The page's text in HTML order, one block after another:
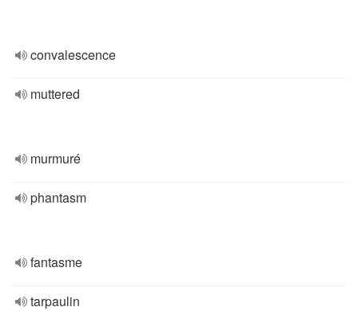
convalescence
muttered
murmuré
phantasm
fantasme
tarpaulin